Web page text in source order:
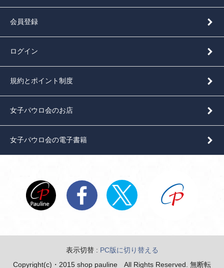
会員登録
ログイン
規約とポイント制度
女子パウロ会のお店
女子パウロ会の電子書籍
表示切替 : PC版に切り替える
Copyright(c)・2015 shop pauline All Rights Reserved. 無断転